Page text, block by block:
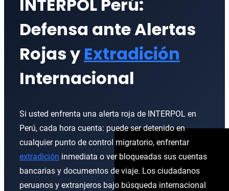
Ciberdelitos
Delitos Fiscales Internacionales
Extradición Cuba–España
Extradición Colombia
Extradición Argentina
Extradición Venezuela
Extradición Brasil–Portugal
Eliminación de Alertas en el
Aviso Negro
Aviso Plata
Aviso Naranja
Aviso Púrpura
Transferencias de Datos Europol
Verificación Preventiva de Datos
Litigación ante el TJUE contra
Eliminación World-Check /
INTERPOL Perú:
Defensa ante Alertas
Rojas y Extradición
Internacional
Si usted enfrenta una alerta roja de INTERPOL en
Perú, cada hora cuenta: puede ser detenido en
cualquier punto de control migratorio, enfrentar
extradición inmediata o ver bloqueadas sus cuentas
bancarias y documentos de viaje. Los ciudadanos
peruanos y extranjeros bajo búsqueda internacional